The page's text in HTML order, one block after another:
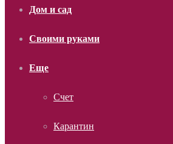
Дом и сад
Своими руками
Еще
Счет
Карантин